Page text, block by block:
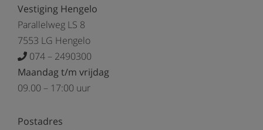
Vestiging Hengelo
Parallelweg LS 8
7553 LG Hengelo
074 – 2490300
Maandag t/m vrijdag
09.00 – 17:00 uur
Postadres